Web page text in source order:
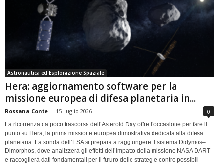
Astronautica ed Esplorazione Spaziale
Hera: aggiornamento software per la
missione europea di difesa planetaria in...
Rossana Conte - 15 Luglio 2026 0
La ricorrenza da poco trascorsa dell’Asteroid Day offre l’occasione per fare il
punto su Hera, la prima missione europea dimostrativa dedicata alla difesa
planetaria. La sonda dell’ESA si prepara a raggiungere il sistema Didymos–
Dimorphos, dove analizzerà gli effetti dell’impatto della missione NASA DART
e raccoglierà dati fondamentali per il futuro delle strategie contro possibili